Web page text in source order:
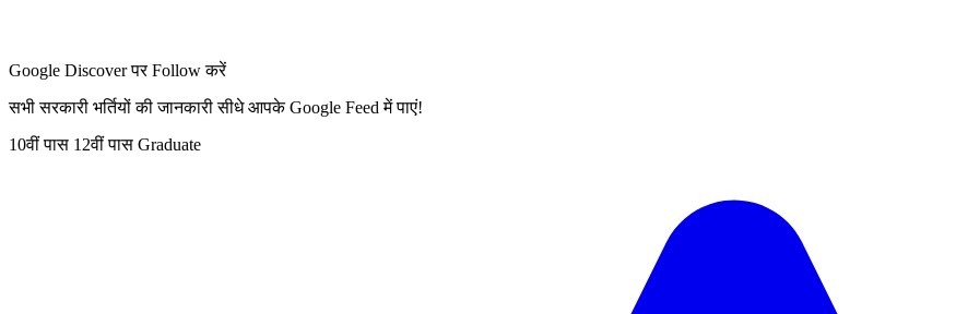
Google Discover पर Follow करें
सभी सरकारी भर्तियों की जानकारी सीधे आपके Google Feed में पाएं!
10वीं पास 12वीं पास Graduate